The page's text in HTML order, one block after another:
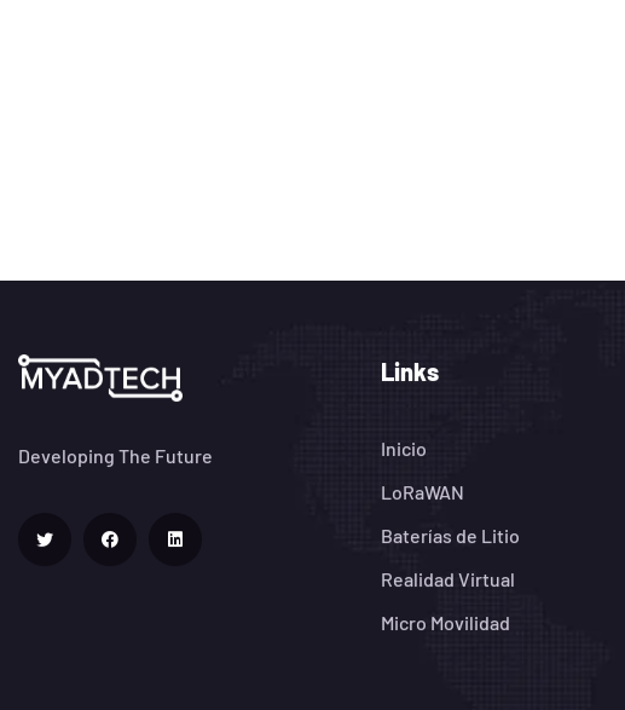
Developing The Future
Links
Inicio
LoRaWAN
Baterías de Litio
Realidad Virtual
Micro Movilidad